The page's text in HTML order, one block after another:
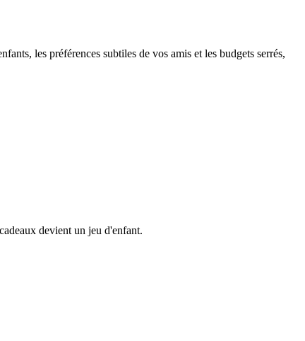
les préférences subtiles de vos amis et les budgets serrés,
devient un jeu d'enfant.